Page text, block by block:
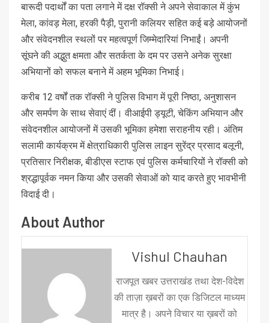
बारूदी पदार्थों का पता लगाने में दक्ष रॉक्सी ने अपने सेवाकाल में कुंभ
मेला, कांवड़ मेला, हरकी पैड़ी, पुरानी कलियर सहित कई बड़े आयोजनों
और संवेदनशील स्थलों पर महत्वपूर्ण जिम्मेदारियां निभाईं। अपनी
सूंघने की अद्भुत क्षमता और सतर्कता के दम पर उसने अनेक सुरक्षा
अभियानों को सफल बनाने में अहम भूमिका निभाई।
करीब 12 वर्षों तक रॉक्सी ने पुलिस विभाग में पूरी निष्ठा, अनुशासन
और समर्पण के साथ सेवाएं दीं। वीआईपी ड्यूटी, चेकिंग अभियान और
संवेदनशील आयोजनों में उसकी भूमिका हमेशा सराहनीय रही। अंतिम
सलामी कार्यक्रम में क्षेत्राधिकारी पुलिस लाइन सुरेंद्र प्रसाद बलूनी,
प्रतिसार निरीक्षक, बीडीएस स्टाफ एवं पुलिस कर्मचारियों ने रॉक्सी को
श्रद्धापूर्वक नमन किया और उसकी सेवाओं को याद करते हुए भावभीनी
विदाई दी।
About Author
Vishul Chauhan
राजपूत खबर उत्तराखंड तथा देश-विदेश
की ताज़ा ख़बरों का एक डिजिटल माध्यम
मात्र है। अपने विचार या ख़बरों को